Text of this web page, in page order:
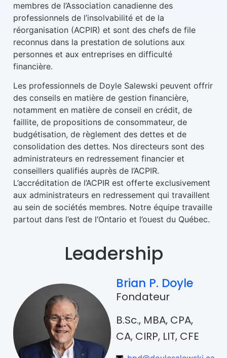
membres de l’Association canadienne des
professionnels de l’insolvabilité et de la
réorganisation (ACPIR) et sont des chefs de file
reconnus dans la prestation de solutions aux
personnes et aux entreprises en difficulté
financière.
Les professionnels de Doyle Salewski peuvent offrir
des conseils en matière de gestion financière,
notamment en matière de conseil en crédit, de
faillite, de propositions de consommateur, de
budgétisation, de règlement des dettes et de
consolidation des dettes. Nos directeurs sont des
administrateurs en redressement financier et
conseillers qualifiés auprès de l’ACPIR.
L’accréditation de l’ACPIR est offerte exclusivement
aux administrateurs en redressement qui travaillent
au sein de sociétés membres. Notre équipe travaille
partout dans l’est de l’Ontario et l’ouest du Québec.
Leadership
Brian P. Doyle
Fondateur
B.Sc., MBA, CPA,
CA, CIRP, LIT, CFE